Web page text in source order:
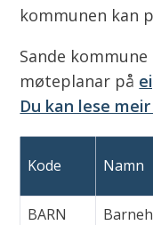
kommunen kan
Sande
møteplanar på
Du kan lese
Kode Namn
BARN